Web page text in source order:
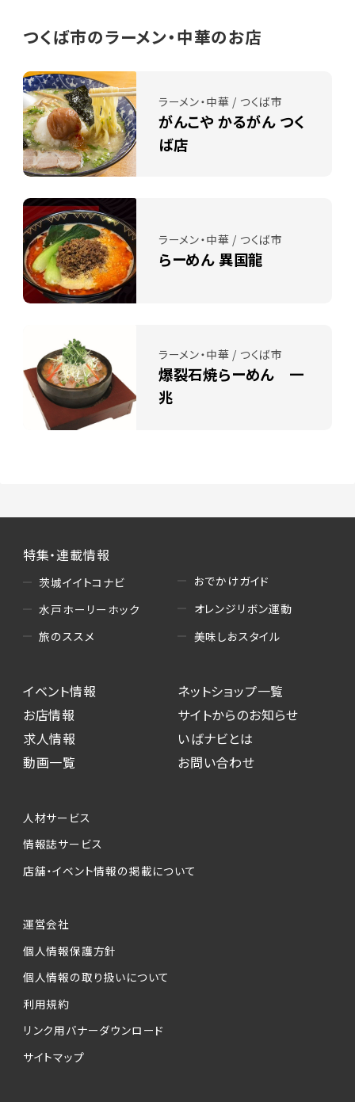
つくば市のラーメン・中華のお店
ラーメン・中華 / つくば市
がんこや かるがん つく
ば店
ラーメン・中華 / つくば市
らーめん 異国龍
ラーメン・中華 / つくば市
爆裂石焼らーめん 一
兆
特集・連載情報
茨城イイトコナビ
水戸ホーリーホック
旅のススメ
おでかけガイド
オレンジリボン運動
美味しおスタイル
イベント情報
お店情報
求人情報
動画一覧
ネットショップ一覧
サイトからのお知らせ
いばナビとは
お問い合わせ
人材サービス
情報誌サービス
店舗・イベント情報の掲載について
運営会社
個人情報保護方針
個人情報の取り扱いについて
利用規約
リンク用バナーダウンロード
サイトマップ